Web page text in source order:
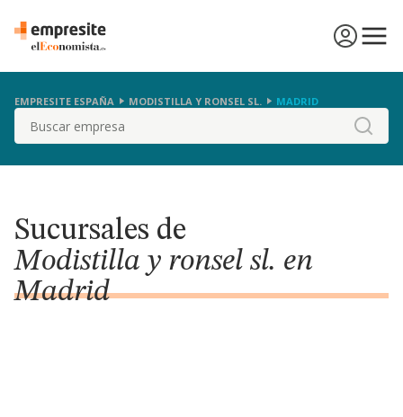
EMPRESITE ESPAÑA MODISTILLA Y RONSEL SL. MADRID
Buscar
Sucursales de
Modistilla y ronsel sl. en
Madrid